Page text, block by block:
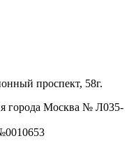
проспект, 58г.
города Москва № Л035-